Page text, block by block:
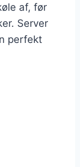
af, før
Server
perfekt